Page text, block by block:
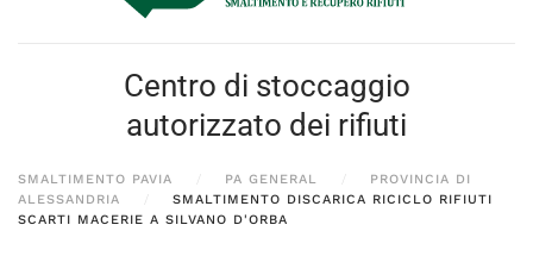
Centro di stoccaggio
autorizzato dei rifiuti
SMALTIMENTO PAVIA PA GENERAL
PROVINCIA DI
ALESSANDRIA
SMALTIMENTO DISCARICA RICICLO RIFIUTI
SCARTI MACERIE A SILVANO D'ORBA